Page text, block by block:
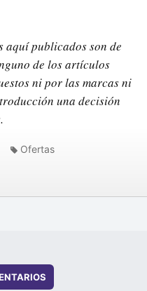
aquí publicados son de
de los artículos
ni por las marcas ni
una decisión
Ofertas